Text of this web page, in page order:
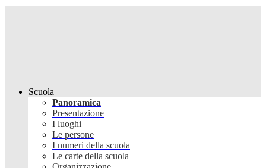
Scuola
Panoramica
Presentazione
I luoghi
Le persone
I numeri della scuola
Le carte della scuola